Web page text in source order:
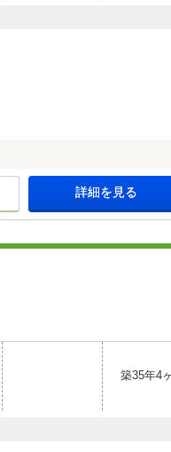
詳細を見る
築35年4